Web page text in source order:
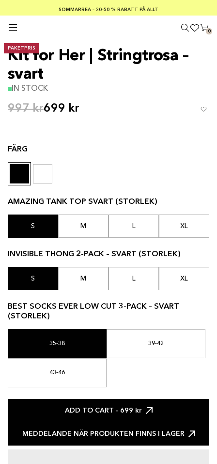
SOMMARREA – 30–50 % RABATT PÅ ALLT
FRI FRAKT PÅ KÖP ÖVER €100
Säker betalning med
0
PAKETPRIS
Kit for Her | Stringtrosa –
svart
IN STOCK
997 kr699 kr
FÄRG
AMAZING TANK TOP SVART (STORLEK)
S M L XL
INVISIBLE THONG 2-PACK – SVART (STORLEK)
S M L XL
BEST SOCKS EVER LOW CUT 3-PACK – SVART
(STORLEK)
35-38 39-42
43-46
ADD TO CART - 699 kr
MEDDELANDE NÄR PRODUKTEN FINNS I LAGER